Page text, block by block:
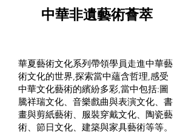
華夏藝術文化系列帶領學員走進中華藝
術文化的世界,探索當中蘊含哲理,感受
中華文化藝術的繽紛多彩,當中包括:圖
騰祥瑞文化、音樂戲曲與表演文化、書
畫與剪紙藝術、服裝穿戴文化、陶瓷藝
術、節日文化、建築與家具藝術等等。
中華非遺藝術薈萃